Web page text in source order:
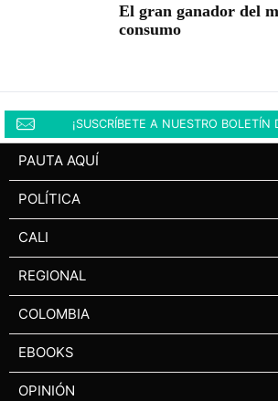
El gran ganador del
consumo
¡SUSCRÍBETE A NUESTRO BOLETÍN
PAUTA AQUÍ
POLÍTICA
CALI
REGIONAL
COLOMBIA
EBOOKS
OPINIÓN